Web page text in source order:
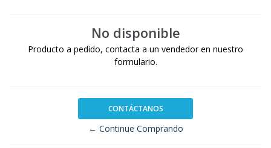
No disponible
Producto a pedido, contacta a un vendedor en nuestro
formulario.
CONTÁCTANOS
← Continue Comprando